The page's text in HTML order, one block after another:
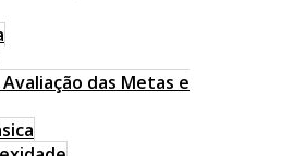
das Metas e